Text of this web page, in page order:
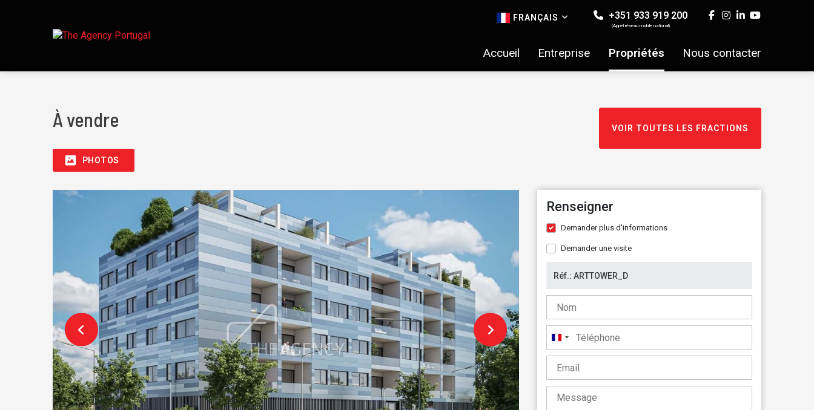
FRANÇAIS +351 933 919 200
(Appel réseau mobile national)
Accueil Entreprise Propriétés Nous contacter
À vendre VOIR TOUTES LES FRACTIONS
PHOTOS
Renseigner
Demander plus d'informations
Demander une visite
France
+33